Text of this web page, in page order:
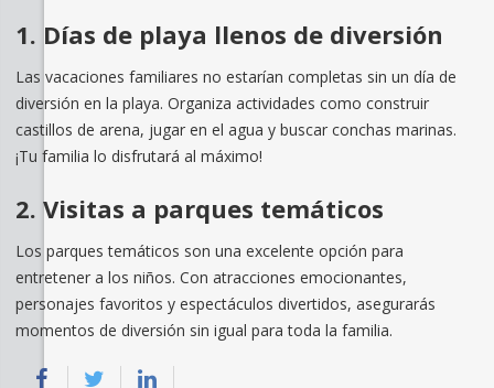
1. Días de playa llenos de diversión
Las vacaciones familiares no estarían completas sin un día de
diversión en la playa. Organiza actividades como construir
castillos de arena, jugar en el agua y buscar conchas marinas.
¡Tu familia lo disfrutará al máximo!
2. Visitas a parques temáticos
Los parques temáticos son una excelente opción para
entretener a los niños. Con atracciones emocionantes,
personajes favoritos y espectáculos divertidos, asegurarás
momentos de diversión sin igual para toda la familia.